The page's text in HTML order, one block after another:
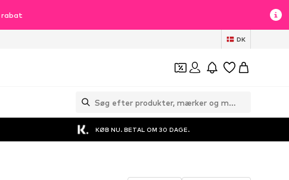
rabat
DK
KØB NU. BETAL OM 30 DAGE.